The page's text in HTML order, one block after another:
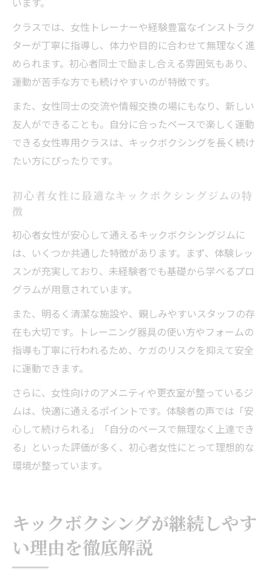
クラスでは、女性トレーナーや経験豊富なインストラク
ターが丁寧に指導し、体力や目的に合わせて無理なく進
められます。初心者同士で励まし合える雰囲気もあり、
運動が苦手な方でも続けやすいのが特徴です。
また、女性同士の交流や情報交換の場にもなり、新しい
友人ができることも。自分に合ったペースで楽しく運動
できる女性専用クラスは、キックボクシングを長く続け
たい方にぴったりです。
初心者女性に最適なキックボクシングジムの特
徴
初心者女性が安心して通えるキックボクシングジムに
は、いくつか共通した特徴があります。まず、体験レッ
スンが充実しており、未経験者でも基礎から学べるプロ
グラムが用意されています。
また、明るく清潔な施設や、親しみやすいスタッフの存
在も大切です。トレーニング器具の使い方やフォームの
指導も丁寧に行われるため、ケガのリスクを抑えて安全
に運動できます。
さらに、女性向けのアメニティや更衣室が整っているジ
ムは、快適に通えるポイントです。体験者の声では「安
心して続けられる」「自分のペースで無理なく上達でき
る」といった評価が多く、初心者女性にとって理想的な
環境が整っています。
キックボクシングが継続しやす
い理由を徹底解説